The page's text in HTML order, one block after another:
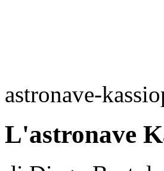
astronave-
L'astronave